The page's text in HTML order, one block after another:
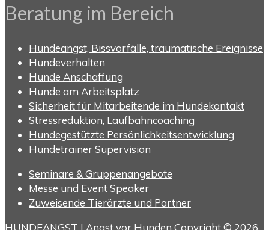
Beratung im Bereich
Hundeangst, Bissvorfälle, traumatische Ereignisse
Hundeverhalten
Hunde Anschaffung
Hunde am Arbeitsplatz
Sicherheit für Mitarbeitende im Hundekontakt
Stressreduktion, Laufbahncoaching
Hundegestützte Persönlichkeitsentwicklung
Hundetrainer Supervision
Seminare & Gruppenangebote
Messe und Event Speaker
Zuweisende Tierärzte und Partner
HUNDEANGST | Angst vor Hunden Copyright © 2026